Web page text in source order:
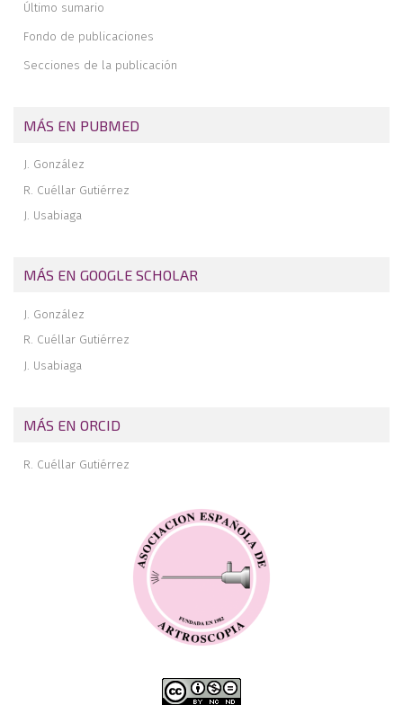
Último sumario
Fondo de publicaciones
Secciones de la publicación
MÁS EN PUBMED
J. González
R. Cuéllar Gutiérrez
J. Usabiaga
MÁS EN GOOGLE SCHOLAR
J. González
R. Cuéllar Gutiérrez
J. Usabiaga
MÁS EN ORCID
R. Cuéllar Gutiérrez